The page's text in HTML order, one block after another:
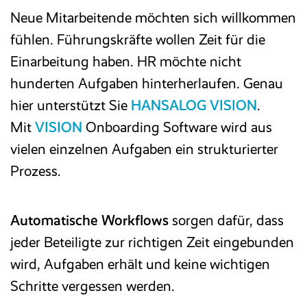
Reisekosten­abrechnung
Zeitwirtschaft
Entgelt­abrechnung
Mitarbeiter­portal
Finanzbuchhaltung
Kostenrechnung
Anlagenbuchhaltung
Neue Mitarbeitende möchten sich willkommen
fühlen. Führungskräfte wollen Zeit für die
Einarbeitung haben. HR möchte nicht
hunderten Aufgaben hinterherlaufen. Genau
hier unterstützt Sie HANSALOG VISION.
Mit VISION Onboarding Software wird aus
vielen einzelnen Aufgaben ein strukturierter
Prozess.
Automatische Workflows sorgen dafür, dass
jeder Beteiligte zur richtigen Zeit eingebunden
wird, Aufgaben erhält und keine wichtigen
Schritte vergessen werden.